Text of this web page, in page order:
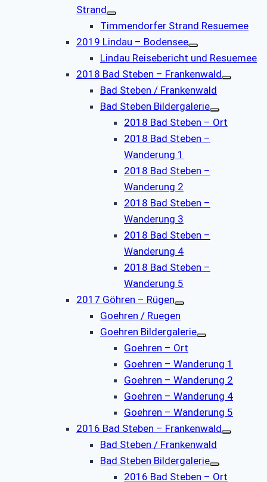
Strand
Timmendorfer Strand Resuemee
2019 Lindau – Bodensee
Lindau Reisebericht und Resuemee
2018 Bad Steben – Frankenwald
Bad Steben / Frankenwald
Bad Steben Bildergalerie
2018 Bad Steben – Ort
2018 Bad Steben –
Wanderung 1
2018 Bad Steben –
Wanderung 2
2018 Bad Steben –
Wanderung 3
2018 Bad Steben –
Wanderung 4
2018 Bad Steben –
Wanderung 5
2017 Göhren – Rügen
Goehren / Ruegen
Goehren Bildergalerie
Goehren – Ort
Goehren – Wanderung 1
Goehren – Wanderung 2
Goehren – Wanderung 4
Goehren – Wanderung 5
2016 Bad Steben – Frankenwald
Bad Steben / Frankenwald
Bad Steben Bildergalerie
2016 Bad Steben – Ort